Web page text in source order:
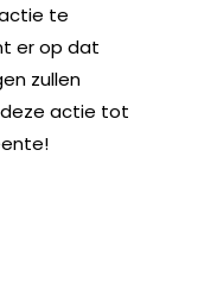
te
er op dat
zullen
deze actie tot